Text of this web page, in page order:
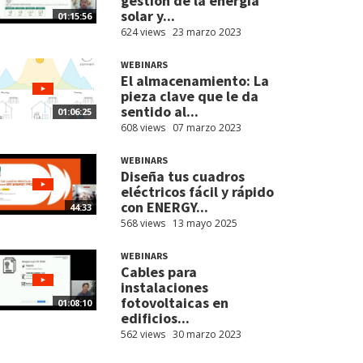
01:15:56
solar y...
624 views 23 marzo 2023
01:06:25
WEBINARS
El almacenamiento: La
pieza clave que le da
sentido al...
608 views 07 marzo 2023
44:33
WEBINARS
Diseña tus cuadros
eléctricos fácil y rápido
con ENERGY...
568 views 13 mayo 2025
01:08:10
WEBINARS
Cables para
instalaciones
fotovoltaicas en
edificios...
562 views 30 marzo 2023